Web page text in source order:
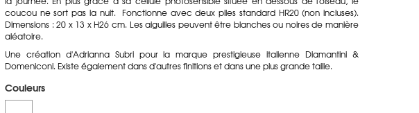
coucou ne sort pas la nuit. Fonctionne avec deux piles standard HR20 (non incluses).
Dimensions : 20 x 13 x H26 cm. Les aiguilles peuvent être blanches ou noires de manière
aléatoire.
Une création d'Adrianna Subri pour la marque prestigieuse italienne Diamantini &
Domeniconi. Existe également dans d'autres finitions et dans une plus grande taille.
Couleurs